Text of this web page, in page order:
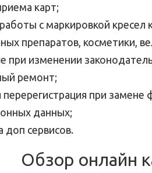
карт;
с маркировкой
препаратов, косметики,
при изменении
ремонт;
перерегистрация при
данных;
сервисов.
Обзор онлайн